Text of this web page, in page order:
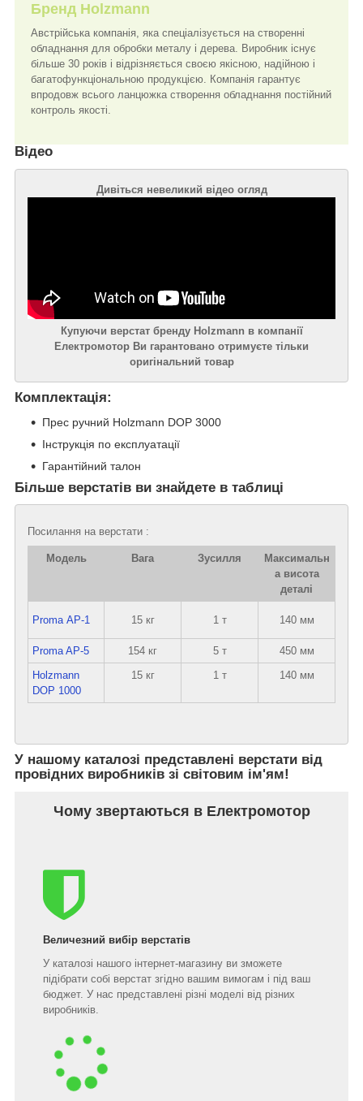
Бренд Holzmann
Австрійська компанія, яка спеціалізується на створенні
обладнання для обробки металу і дерева. Виробник існує
більше 30 років і відрізняється своєю якісною, надійною і
багатофункціональною продукцією. Компанія гарантує
впродовж всього ланцюжка створення обладнання постійний
контроль якості.
Відео
Дивіться невеликий відео огляд
Купуючи верстат бренду Holzmann в компанії
Електромотор Ви гарантовано отримуєте тільки
оригінальний товар
Комплектація:
Прес ручний Holzmann DOP 3000
Інструкція по експлуатації
Гарантійний талон
Більше верстатів ви знайдете в таблиці
Посилання на верстати :
Модель Вага Зусилля
Максимальн
а висота
деталі
Proma АР-1 15 кг 1 т 140 мм
Proma AP-5 154 кг 5 т
450 мм
Holzmann
DOP 1000
15 кг 1 т 140 мм
У нашому каталозі представлені верстати від
провідних виробників зі світовим ім'ям!
Чому звертаються в Електромотор
Величезний вибір верстатів
У каталозі нашого інтернет-магазину ви зможете
підібрати собі верстат згідно вашим вимогам і під ваш
бюджет. У нас представлені різні моделі від різних
виробників.